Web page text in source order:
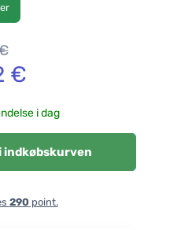
€
i dag
indkøbskurven
290point.